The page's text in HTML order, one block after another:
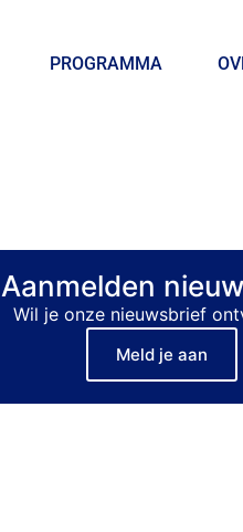
PROGRAMMA
Aanmelden
Wil je onze nieuwsbrief
Meld je aan